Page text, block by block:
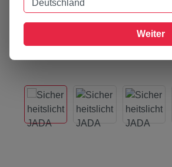
Bildergalerie überspringen
Weiter